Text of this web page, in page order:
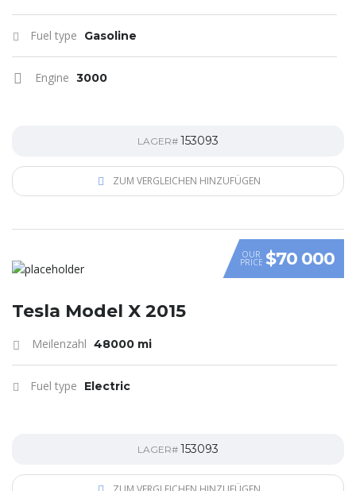
Fuel type Gasoline
Engine 3000
LAGER# 153093
ZUM VERGLEICHEN HINZUFÜGEN
OUR
PRICE $70 000
Tesla Model X 2015
Meilenzahl 48000 mi
Fuel type Electric
LAGER# 153093